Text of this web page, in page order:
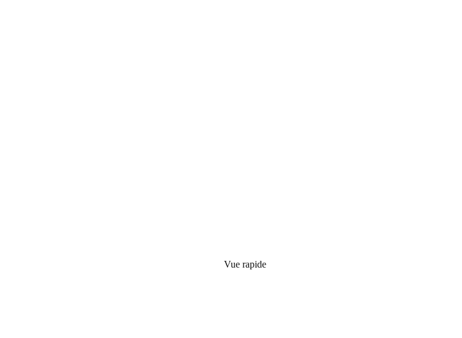
Vue rapide